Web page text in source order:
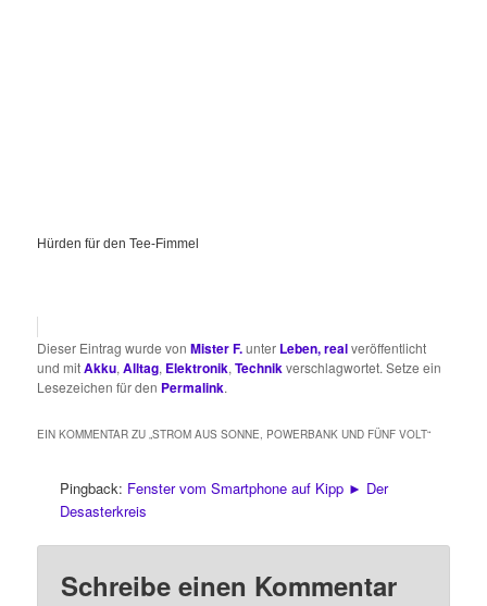
Hürden für den Tee-Fimmel
Dieser Eintrag wurde vonMister F.unter Leben, realveröffentlicht
und mitAkku,Alltag, Elektronik,Technikverschlagwortet. Setze ein
Lesezeichen für den Permalink.
EIN KOMMENTAR ZU „STROM AUS SONNE, POWERBANK UND FÜNF VOLT“
Pingback: Fenster vom Smartphone auf Kipp ► Der
Desasterkreis
Schreibe einen Kommentar